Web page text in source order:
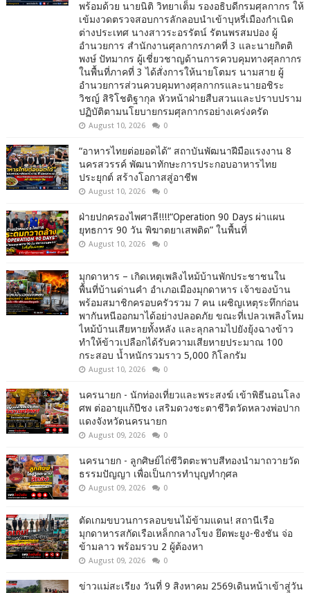
พร้อมด้วย นายนิติ วิทยาเต็ม รองอธิบดีกรมศุลกากร ให้
เข้มงวดตรวจสอบการลักลอบนำเข้าบุหรี่เมืองกำเนิด
ต่างประเทศ นางสาวระอรรัตน์ รัตนพรสมปอง ผู้
อำนวยการ สำนักงานศุลกากรภาคที่ 3 และนายกิตติ
พงษ์ ปัทมากร ผู้เชี่ยวชาญด้านการควบคุมทางศุลกากร
ในพื้นที่ภาคที่ 3 ได้สั่งการให้นายโตมร นามสาย ผู้
อำนวยการส่วนควบคุมทางศุลกากรและนายอชิระ
วิชญ์ สิริโชติฐากุล หัวหน้าฝ่ายสืบสวนและปราบปราม
ปฏิบัติตามนโยบายกรมศุลกากรอย่างเคร่งครัด
August 10, 2026 0
“อาหารไทยต่อยอดได้” สถาบันพัฒนาฝีมือแรงงาน 8
นครสวรรค์ พัฒนาทักษะการประกอบอาหารไทย
ประยุกต์ สร้างโอกาสสู่อาชีพ
August 10, 2026 0
ฝ่ายปกครองไพศาลี!!!!“Operation 90 Days ผ่าแผน
ยุทธการ 90 วัน พิฆาตยาเสพติด” ในพื้นที่
August 10, 2026 0
มุกดาหาร – เกิดเหตุเพลิงไหม้บ้านพักประชาชนใน
พื้นที่บ้านด่านคำ อำเภอเมืองมุกดาหาร เจ้าของบ้าน
พร้อมสมาชิกครอบครัวรวม 7 คน เผชิญเหตุระทึกก่อน
พากันหนีออกมาได้อย่างปลอดภัย ขณะที่เปลวเพลิงโหม
ไหม้บ้านเสียหายทั้งหลัง และลุกลามไปยังยุ้งฉางข้าว
ทำให้ข้าวเปลือกได้รับความเสียหายประมาณ 100
กระสอบ น้ำหนักรวมราว 5,000 กิโลกรัม
August 10, 2026 0
นครนายก - นักท่องเที่ยวและพระสงฆ์ เข้าพิธีนอนโลง
ศพ ต่ออายุแก้ปีชง เสริมดวงชะตาชีวิตวัดหลวงพ่อปาก
แดงจังหวัดนครนายก
August 09, 2026 0
นครนายก - ลูกศิษย์ไถ่ชีวิตตะพาบสีทองนำมาถวายวัด
ธรรมปัญญา เพื่อเป็นการทำบุญทำกุศล
August 09, 2026 0
ตัดเกมขบวนการลอบขนไม้ข้ามแดน! สถานีเรือ
มุกดาหารสกัดเรือเหล็กกลางโขง ยึดพะยูง-ชิงชัน จ่อ
ข้ามลาว พร้อมรวบ 2 ผู้ต้องหา
August 09, 2026 0
ข่าวแม่สะเรียง วันที่ 9 สิงหาคม 2569เดินหน้าเข้าสู่วัน